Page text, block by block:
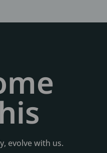
evolve with us.